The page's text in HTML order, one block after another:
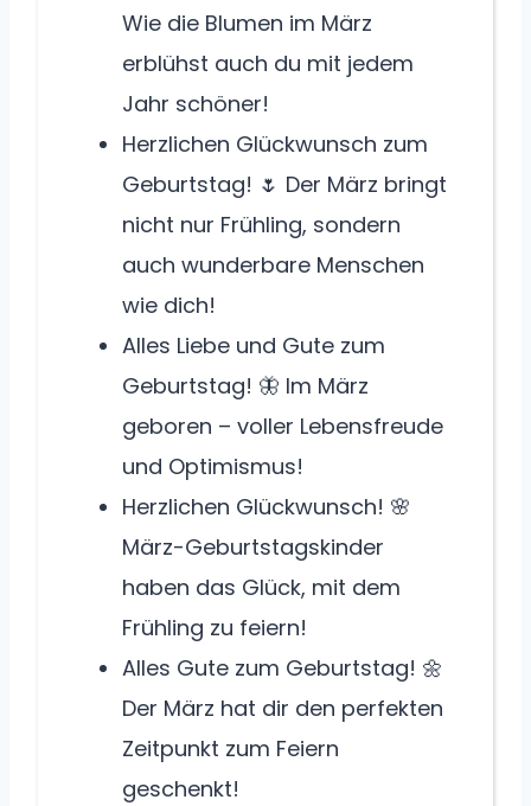
Wie die Blumen im März
erblühst auch du mit jedem
Jahr schöner!
Herzlichen Glückwunsch zum
Geburtstag! 🌷 Der März bringt
nicht nur Frühling, sondern
auch wunderbare Menschen
wie dich!
Alles Liebe und Gute zum
Geburtstag! 🦋 Im März
geboren – voller Lebensfreude
und Optimismus!
Herzlichen Glückwunsch! 🌸
März-Geburtstagskinder
haben das Glück, mit dem
Frühling zu feiern!
Alles Gute zum Geburtstag! 🌼
Der März hat dir den perfekten
Zeitpunkt zum Feiern
geschenkt!